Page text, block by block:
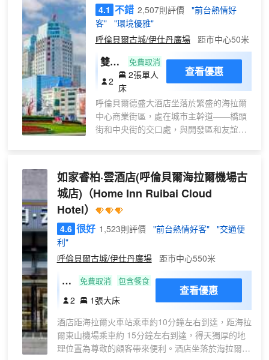
4.1 不錯 2,507則評價
"前台熱情好
客"
"環境優雅"
呼倫貝爾古城/伊仕丹廣場
距市中心50米
雙床
房
免費取消
2
2張單人
床
查看優惠
呼倫貝爾德盛大酒店坐落於繁盛的海拉爾
中心商業街區，處在城市主幹道——橋頭
街和中央街的交口處，與開發區和友誼大
酒店經營面積達50000平方米，是一家集
客房、餐飲、會議、娛樂、旅遊、購物等
為一體的豪華大型酒店，擁有各類客房。
豪華景觀房是客房之亮點，有全景落地大
窗、超大中庭空間中央背景牆電視等飽含
公園、伊敏河水，近觀海拉爾市區繁華市
容。
房間從細節入手為客人創造一級睡眠使用
較好的斯林白蘭品牌床墊，給您帶來尊貴
體驗。
餐飲提供營養早餐、中餐、團餐、會議餐
如家睿柏·雲酒店(呼倫貝爾海拉爾機場古
城店) （Home Inn Ruibai Cloud
Hotel）
4.6 很好 1,523則評價 "前台熱情好客"
"交通便
利"
呼倫貝爾古城/伊仕丹廣場
距市中心550米
商
務
床
房
（
免費取消 包含餐食
2 1張大床
查看優惠
酒店距海拉爾火車站乘車約10分鐘左右到達，距海拉
爾東山機場乘車約 15分鐘左右到達，得天獨厚的地
理位置為尊敬的顧客帶來便利。酒店坐落於海拉爾區